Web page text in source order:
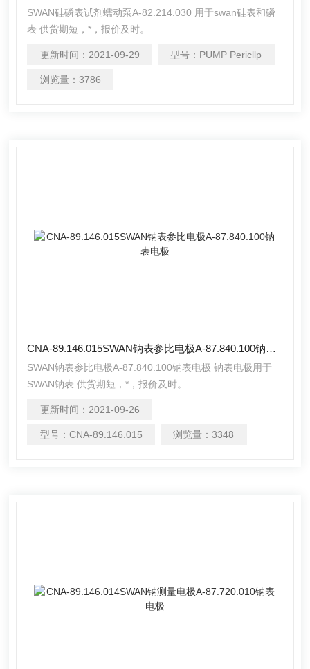
SWAN硅磷表试剂蠕动泵A-82.214.030 用于swan硅表和磷
表 供货期短，*，报价及时。
更新时间： 2021-09-29 型号： PUMP Pericllp
浏览量： 3786
CNA-89.146.015SWAN钠表参比电极A-87.840.100钠表电极
SWAN钠表参比电极A-87.840.100钠表电极 钠表电极用于
SWAN钠表 供货期短，*，报价及时。
更新时间： 2021-09-26
型号： CNA-89.146.015 浏览量：3348